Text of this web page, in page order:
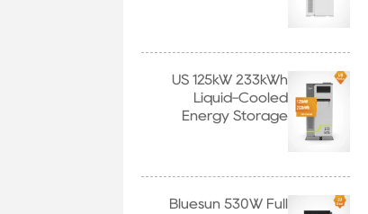
US 125kW 233kWh
Liquid-Cooled
Energy Storage
Bluesun 530W Full